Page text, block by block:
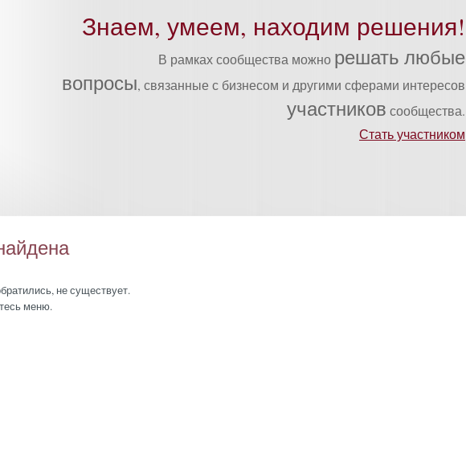
Знаем, умеем, находим решения!
В рамках сообщества можно решать любые
вопросы, связанные с бизнесом и другими сферами интересов
участников сообщества.
Стать участником
не существует.
меню.